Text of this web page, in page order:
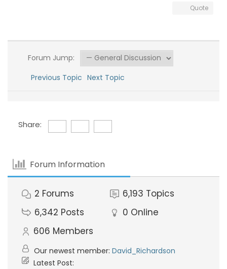
Quote
Forum Jump:
Previous Topic Next Topic
Share:
Forum Information
2 Forums 6,193 Topics
6,342 Posts 0 Online
606 Members
Our newest member: David_Richardson
Latest Post: